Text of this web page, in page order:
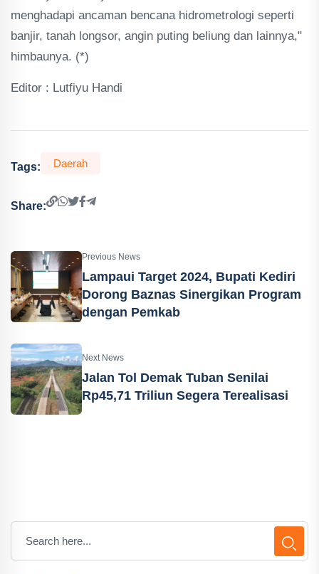
menghadapi ancaman bencana hidrometrologi seperti
banjir, tanah longsor, angin puting beliung dan lainnya,"
himbaunya. (*)
Editor : Lutfiyu Handi
Tags: Daerah
Share:
Previous News
Lampaui Target 2024, Bupati Kediri
Dorong Baznas Sinergikan Program
dengan Pemkab
Next News
Jalan Tol Demak Tuban Senilai
Rp45,71 Triliun Segera Terealisasi